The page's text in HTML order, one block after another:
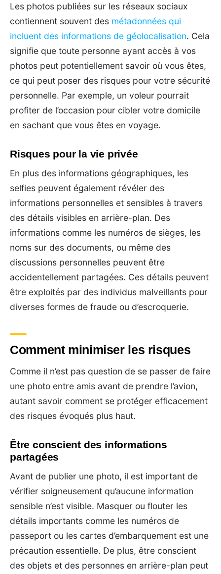
Les photos publiées sur les réseaux sociaux
contiennent souvent des métadonnées qui
incluent des informations de géolocalisation. Cela
signifie que toute personne ayant accès à vos
photos peut potentiellement savoir où vous êtes,
ce qui peut poser des risques pour votre sécurité
personnelle. Par exemple, un voleur pourrait
profiter de l’occasion pour cibler votre domicile
en sachant que vous êtes en voyage.
Risques pour la vie privée
En plus des informations géographiques, les
selfies peuvent également révéler des
informations personnelles et sensibles à travers
des détails visibles en arrière-plan. Des
informations comme les numéros de sièges, les
noms sur des documents, ou même des
discussions personnelles peuvent être
accidentellement partagées. Ces détails peuvent
être exploités par des individus malveillants pour
diverses formes de fraude ou d’escroquerie.
Comment minimiser les risques
Comme il n’est pas question de se passer de faire
une photo entre amis avant de prendre l’avion,
autant savoir comment se protéger efficacement
des risques évoqués plus haut.
Être conscient des informations
partagées
Avant de publier une photo, il est important de
vérifier soigneusement qu’aucune information
sensible n’est visible. Masquer ou flouter les
détails importants comme les numéros de
passeport ou les cartes d’embarquement est une
précaution essentielle. De plus, être conscient
des objets et des personnes en arrière-plan peut